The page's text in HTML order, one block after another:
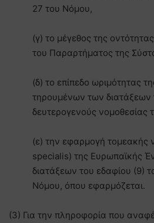
27 του Νόμου,
(γ) το μέγεθος της
του Παραρτήματος της
(δ) το επίπεδο ωριμότητας
τηρουμένων των διατάξεων
δευτερογενούς νομοθεσίας
(ε) την εφαρμογή τομεακής
specialis) της Ευρωπαϊκής
διατάξεων του εδαφίου (9)
Νόμου, όπου εφαρμόζεται.
(3) Για την πληροφορία που